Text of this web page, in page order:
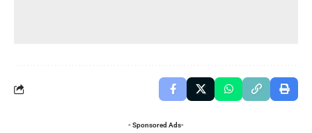
- Sponsored Ads-